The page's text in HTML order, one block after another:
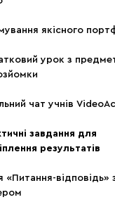
якісного
урок з
чат учнів
завдання для
результатів
«Питання-відповідь»